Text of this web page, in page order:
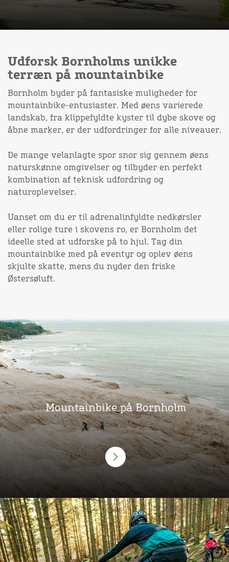
Udforsk Bornholms unikke
terræn på mountainbike
Bornholm byder på fantasiske muligheder for
mountainbike-entusiaster. Med øens varierede
landskab, fra klippefyldte kyster til dybe skove og
åbne marker, er der udfordringer for alle niveauer.
De mange velanlagte spor snor sig gennem øens
naturskønne omgivelser og tilbyder en perfekt
kombination af teknisk udfordring og
naturoplevelser.
Uanset om du er til adrenalinfyldte nedkørsler
eller rolige ture i skovens ro, er Bornholm det
ideelle sted at udforske på to hjul. Tag din
mountainbike med på eventyr og oplev øens
skjulte skatte, mens du nyder den friske
Østersøluft.
Mountainbike på Bornholm